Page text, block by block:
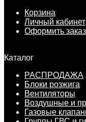
Корзина
Личный кабинет
Оформить заказ
Каталог
РАСПРОДАЖА
Блоки розжига
Вентиляторы
Воздушные и
Газовые